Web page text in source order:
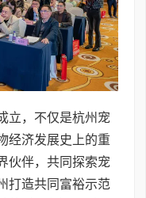
立，不仅是杭州宠
经济发展史上的重
伙伴，共同探索宠
打造共同富裕示范